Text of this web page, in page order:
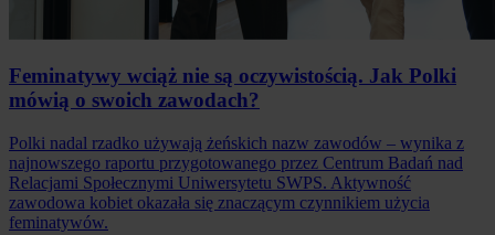
Feminatywy wciąż nie są oczywistością. Jak Polki
mówią o swoich zawodach?
Polki nadal rzadko używają żeńskich nazw zawodów – wynika z
najnowszego raportu przygotowanego przez Centrum Badań nad
Relacjami Społecznymi Uniwersytetu SWPS. Aktywność
zawodowa kobiet okazała się znaczącym czynnikiem użycia
feminatywów.